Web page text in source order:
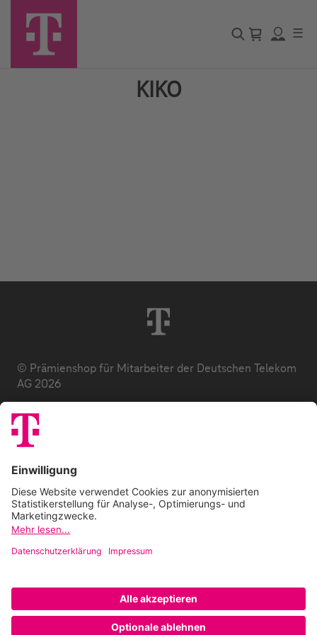
☰
KIKO
© Prämienshop für Mitarbeiter der Deutschen Telekom
AG 2026
Datenschutz
Impressum
Zuzahlung
E-Codes
FAQ
Barrierefreiheitserklärung